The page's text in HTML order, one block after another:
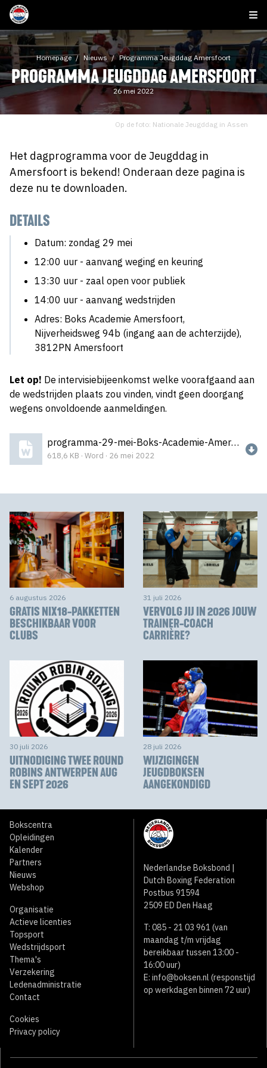
Homepage Nieuws Programma Jeugddag Amersfoort
PROGRAMMA JEUGDDAG AMERSFOORT
26 mei 2022
Op de foto: Nationale Jeugddag in Assen
Het dagprogramma voor de Jeugddag in
Amersfoort is bekend! Onderaan deze pagina is
deze nu te downloaden.
DETAILS
Datum: zondag 29 mei
12:00 uur - aanvang weging en keuring
13:30 uur - zaal open voor publiek
14:00 uur - aanvang wedstrijden
Adres: Boks Academie Amersfoort,
Nijverheidsweg 94b (ingang aan de achterzijde),
3812PN Amersfoort
Let op! De intervisiebijeenkomst welke voorafgaand aan
de wedstrijden plaats zou vinden, vindt geen doorgang
wegens onvoldoende aanmeldingen.
programma-29-mei-Boks-Academie-Amersfoort-2022.docx
618,6 KB · Word · 26 mei 2022
6 augustus 2026
GRATIS NIX18-PAKKETTEN
BESCHIKBAAR VOOR
CLUBS
31 juli 2026
VERVOLG JIJ IN 2026 JOUW
TRAINER-COACH
CARRIÈRE?
30 juli 2026
UITNODIGING TWEE ROUND
ROBINS ANTWERPEN AUG
EN SEPT 2026
28 juli 2026
WIJZIGINGEN
JEUGDBOKSEN
AANGEKONDIGD
Bokscentra
Opleidingen
Kalender
Partners
Nieuws
Webshop
Organisatie
Actieve licenties
Topsport
Wedstrijdsport
Thema's
Verzekering
Ledenadministratie
Contact
Cookies
Privacy policy
Nederlandse Boksbond |
Dutch Boxing Federation
Postbus 91594
2509 ED Den Haag
T: 085 - 21 03 961 (van
maandag t/m vrijdag
bereikbaar tussen 13:00 -
16:00 uur)
E: info@boksen.nl (responstijd
op werkdagen binnen 72 uur)